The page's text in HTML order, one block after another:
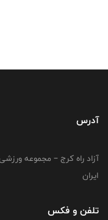
آدرس
آزاد راه کرج – مجموعه
ایران
تلفن و فکس